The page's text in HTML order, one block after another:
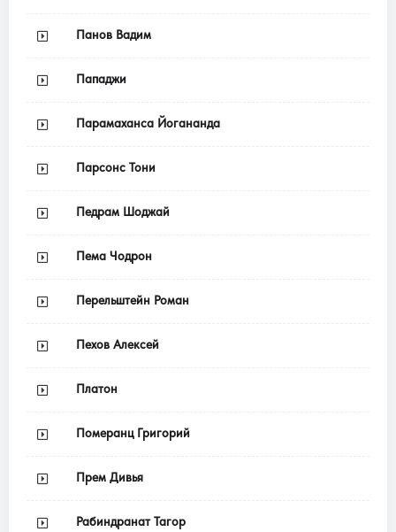
Панов Вадим
Пападжи
Парамаханса Йогананда
Парсонс Тони
Педрам Шоджай
Пема Чодрон
Перельштейн Роман
Пехов Алексей
Платон
Померанц Григорий
Прем Дивья
Рабиндранат Тагор